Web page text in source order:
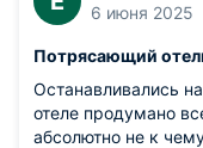
6 июня 2025
Потрясающий
Останавливались
отеле продумано
абсолютно не к